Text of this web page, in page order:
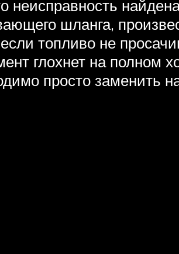
неисправность
шланга,
топливо не
глохнет на полном
просто заменить